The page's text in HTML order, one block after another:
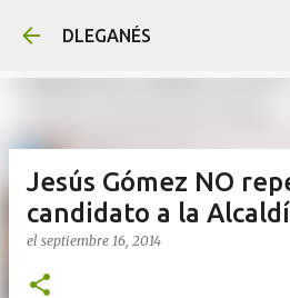
DLEGANÉS
Jesús Gómez NO
candidato a la
el septiembre 16, 2014